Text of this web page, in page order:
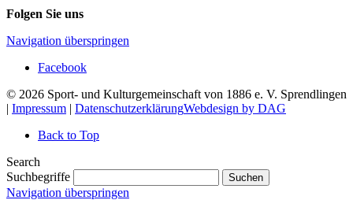
Folgen Sie uns
Navigation überspringen
Facebook
© 2026 Sport- und Kulturgemeinschaft von 1886 e. V. Sprendlingen
| Impressum | DatenschutzerklärungWebdesign by DAG
Back to Top
Search
Suchbegriffe
Suchen
Navigation überspringen